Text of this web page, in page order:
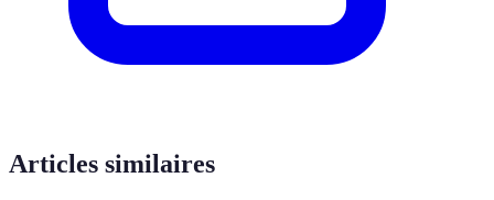
Articles similaires